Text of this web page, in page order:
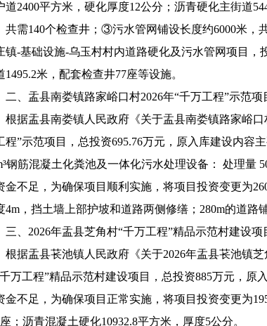
道2400平方米，硬化厚度12公分；沥青硬化主街道
共需140个检查井；③污水管网铺设长度约6000米，
镇-基础设施-乌玉村村内道路硬化及污水管网项目
1495.2米，配套检查井77座等设施。
二、盂县南娄镇路家峪口村2026年“千万工程”示范项
根据盂县南娄镇人民政府《关于盂县南娄镇路家峪
程”示范项目，总投资695.76万元，原入库建设内
钢筋混凝土化粪池及一体化污水处理设备： 处理量
金不足，为确保项目顺利实施，将项目投资变更为
4m，挡土墙上部护坡和道路两侧修缮；280m的道路
三、2026年盂县芝角村“千万工程”精品示范村建设项
根据盂县苌池镇人民政府《关于2026年盂县苌池镇
万工程”精品示范村建设项目，总投资885万元，
金不足，为确保项目正常实施，将项目投资变更为
；沥青混凝土硬化10932.8平方米，厚度5公分。